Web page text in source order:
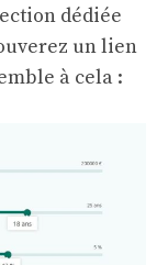
dédiée
un lien
à cela :